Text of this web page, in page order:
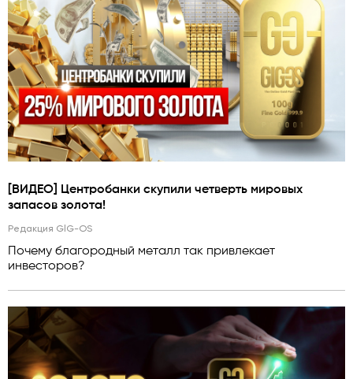
[ВИДЕО] Центробанки скупили четверть мировых
запасов золота!
Редакция GlG-OS
Почему благородный металл так привлекает
инвесторов?